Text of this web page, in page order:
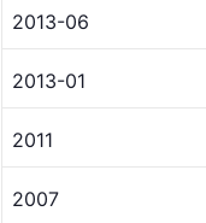
2013-06
2013-01
2011
2007